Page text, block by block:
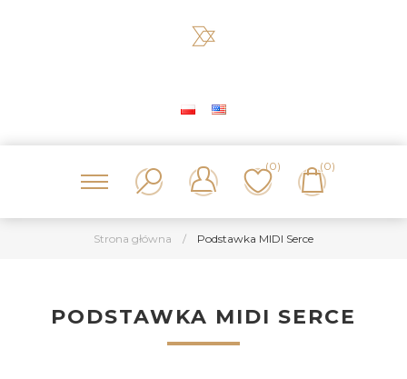
(0) (0)
Strona główna / Podstawka MIDI Serce
PODSTAWKA MIDI SERCE